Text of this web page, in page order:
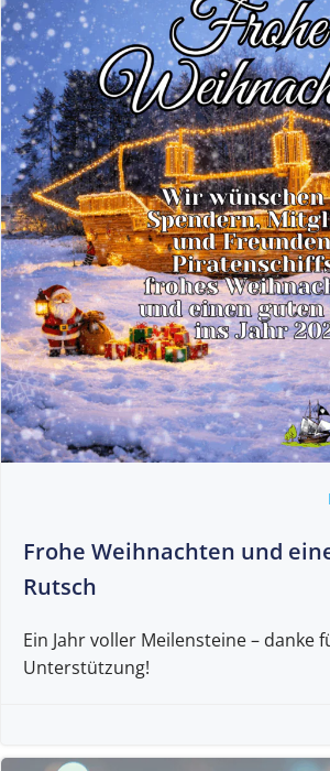
Frohe Weihnachten und
Rutsch
Ein Jahr voller Meilensteine – danke
Unterstützung!